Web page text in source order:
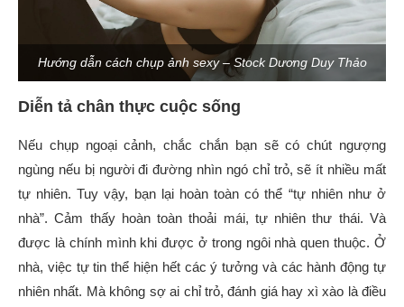
Hướng dẫn cách chụp ảnh sexy – Stock Dương Duy Thảo
Diễn tả chân thực cuộc sống
Nếu chụp ngoại cảnh, chắc chắn bạn sẽ có chút ngượng
ngùng nếu bị người đi đường nhìn ngó chỉ trỏ, sẽ ít nhiều mất
tự nhiên. Tuy vậy, bạn lại hoàn toàn có thể “tự nhiên như ở
nhà”. Cảm thấy hoàn toàn thoải mái, tự nhiên thư thái. Và
được là chính mình khi được ở trong ngôi nhà quen thuộc. Ở
nhà, việc tự tin thể hiện hết các ý tưởng và các hành động tự
nhiên nhất. Mà không sợ ai chỉ trỏ, đánh giá hay xì xào là điều